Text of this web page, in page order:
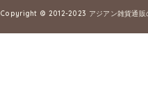
Copyright © 2012-2023 アジアン雑貨通